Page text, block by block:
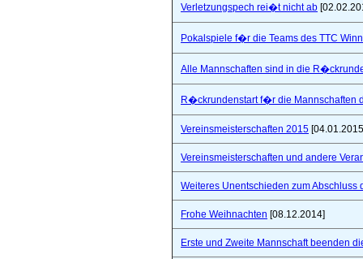
Verletzungspech rei�t nicht ab
Pokalspiele f�r die Teams des TTC
Alle Mannschaften sind in die
R�ckrundenstart f�r die Mannschaften
Vereinsmeisterschaften 2015
Vereinsmeisterschaften und andere
Weiteres Unentschieden zum Abschluss
Frohe Weihnachten [08.12.2014]
Erste und Zweite Mannschaft beenden